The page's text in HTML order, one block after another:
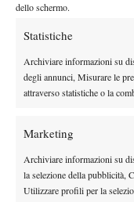
dello schermo.
Statistiche
Archiviare informazioni su
degli annunci, Misurare le
attraverso statistiche o la
Marketing
Archiviare informazioni su
la selezione della pubblicità,
Utilizzare profili per la
si é allontanato così
permetterà di
di conquistare titoli
la sconfitta in finale
nonostante una
titolo conquistato a
competitiva ad alti